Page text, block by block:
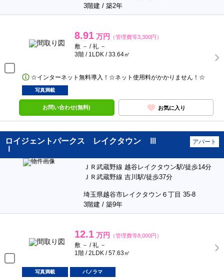
3階建 / 築2年
8.91 万円 （管理費等3,300円）
敷 － / 礼 －
3階 / 1LDK / 33.64㎡
☆インターネット無料導入！☆ネット使用料がかかりません！☆
写真満載
お問い合わせ(無料) お気に入り
ロイジェントパークス レイクタウン Ⅲ
Ｉ
アパート
ＪＲ武蔵野線 越谷レイクタウン駅/徒歩14分
ＪＲ武蔵野線 吉川駅/徒歩37分
埼玉県越谷市レイクタウン６丁目 35-8
3階建 / 築9年
12.1 万円 （管理費等8,000円）
敷 － / 礼 －
1階 / 2LDK / 57.63㎡
写真満載 パノラマ